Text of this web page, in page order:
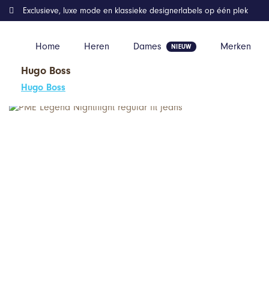
Home Heren Dames Merken
Exclusieve, luxe mode en klassieke designerlabels op één plek
Hugo Boss
Hugo Boss
Home Kleding